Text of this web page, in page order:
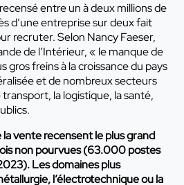
entre un à deux millions de
d’une entreprise sur deux fait
recruter. Selon Nancy Faeser,
de l’Intérieur, « le manque de
gros freins à la croissance du pays
et de nombreux secteurs
la logistique, la santé,
vente recensent le plus grand
non pourvues (63.000 postes
Les domaines plus
l’électrotechnique ou la